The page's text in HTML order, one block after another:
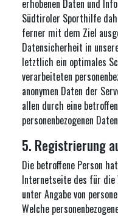
erhobenen Daten und
Südtiroler Sporthilfe
ferner mit dem Ziel
Datensicherheit in
letztlich ein optimales
verarbeiteten
anonymen Daten der
allen durch eine
personenbezogenen
5. Registrierung
Die betroffene Person
Internetseite des für die
unter Angabe von
Welche